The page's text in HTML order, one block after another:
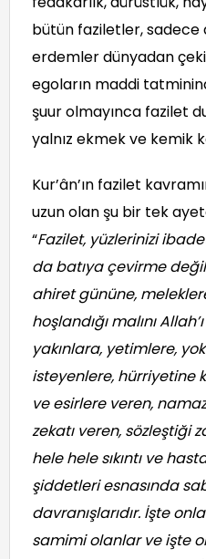
bütün faziletler, sadece
erdemler dünyadan
egoların maddi
şuur olmayınca fazilet
yalnız ekmek ve kemik
Kur’ân’ın fazilet
uzun olan şu bir tek
“Fazilet, yüzlerinizi
da batıya çevirme
ahiret gününe,
hoşlandığı malını
yakınlara, yetimlere,
isteyenlere, hürriyetine
ve esirlere veren,
zekatı veren, sözleştiği
hele hele sıkıntı ve
şiddetleri esnasında
davranışlarıdır. İşte
samimi olanlar ve işte